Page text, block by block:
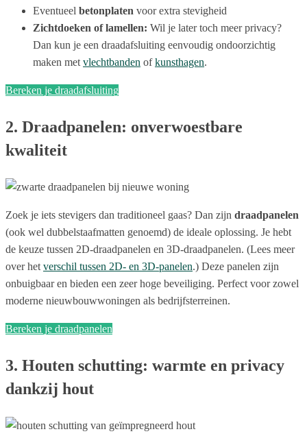
Eventueel betonplaten voor extra stevigheid
Zichtdoeken of lamellen: Wil je later toch meer privacy?
Dan kun je een draadafsluiting eenvoudig ondoorzichtig
maken met vlechtbanden ofkunsthagen.
Bereken je draadafsluiting
2. Draadpanelen: onverwoestbare
kwaliteit
Zoek je iets stevigers dan traditioneel gaas? Dan zijn draadpanelen
(ook wel dubbelstaafmatten genoemd) de ideale oplossing. Je hebt
de keuze tussen 2D-draadpanelen en 3D-draadpanelen. (Lees meer
over het verschil tussen 2D- en 3D-panelen.) Deze panelen zijn
onbuigbaar en bieden een zeer hoge beveiliging. Perfect voor zowel
moderne nieuwbouwwoningen als bedrijfsterreinen.
Bereken je draadpanelen
3. Houten schutting: warmte en privacy
dankzij hout